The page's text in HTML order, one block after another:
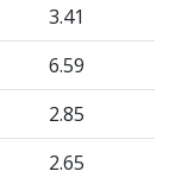
3.41
6.59
2.85
2.65